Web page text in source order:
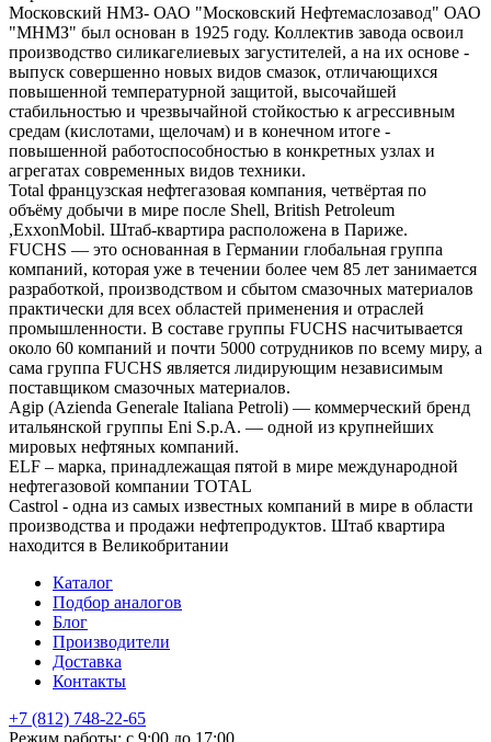
Московский НМЗ- ОАО "Московский Нефтемаслозавод" ОАО
"МНМЗ" был основан в 1925 году. Коллектив завода освоил
производство силикагелиевых загустителей, а на их основе -
выпуск совершенно новых видов смазок, отличающихся
повышенной температурной защитой, высочайшей
стабильностью и чрезвычайной стойкостью к агрессивным
средам (кислотами, щелочам) и в конечном итоге -
повышенной работоспособностью в конкретных узлах и
агрегатах современных видов техники.
Total французская нефтегазовая компания, четвёртая по
объёму добычи в мире после Shell, British Petroleum
,ExxonMobil. Штаб-квартира расположена в Париже.
FUCHS — это основанная в Германии глобальная группа
компаний, которая уже в течении более чем 85 лет занимается
разработкой, производством и сбытом смазочных материалов
практически для всех областей применения и отраслей
промышленности. В составе группы FUCHS насчитывается
около 60 компаний и почти 5000 сотрудников по всему миру, а
сама группа FUCHS является лидирующим независимым
поставщиком смазочных материалов.
Agip (Azienda Generale Italiana Petroli) — коммерческий бренд
итальянской группы Eni S.p.A. — одной из крупнейших
мировых нефтяных компаний.
ELF – марка, принадлежащая пятой в мире международной
нефтегазовой компании TOTAL
Castrol - одна из самых известных компаний в мире в области
производства и продажи нефтепродуктов. Штаб квартира
находится в Великобритании
Каталог
Подбор аналогов
Блог
Производители
Доставка
Контакты
+7 (812) 748-22-65
Режим работы: с 9:00 до 17:00
НЕ НАШЛИ ЧТО ИСКАЛИ